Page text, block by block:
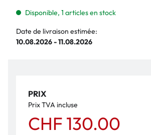
Disponible, 1 articles en stock
Date de livraison estimée:
10.08.2026 - 11.08.2026
PRIX
Prix TVA incluse
CHF 130.00